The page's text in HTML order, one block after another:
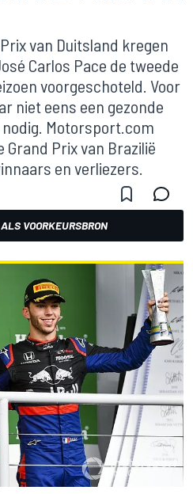
van Duitsland kregen
Carlos Pace de tweede
voorgeschoteld. Voor
niet eens een gezonde
Motorsport.com
Prix van Brazilië
en verliezers.
VOORKEURSBRON